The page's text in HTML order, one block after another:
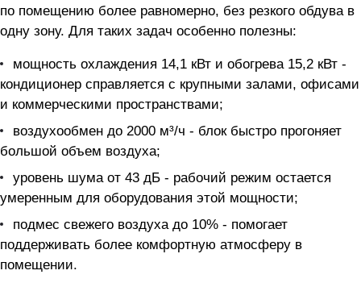
по помещению более равномерно, без резкого обдува в
одну зону. Для таких задач особенно полезны:
мощность охлаждения 14,1 кВт и обогрева 15,2 кВт -
кондиционер справляется с крупными залами, офисами
и коммерческими пространствами;
воздухообмен до 2000 м³/ч - блок быстро прогоняет
большой объем воздуха;
уровень шума от 43 дБ - рабочий режим остается
умеренным для оборудования этой мощности;
подмес свежего воздуха до 10% - помогает
поддерживать более комфортную атмосферу в
помещении.